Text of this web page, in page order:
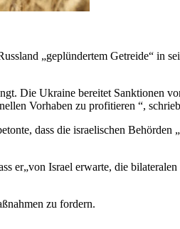
„geplündertem Getreide“ in
Die Ukraine bereitet Sanktionen
Vorhaben zu profitieren “, schrieb
dass die israelischen Behörden
er„von Israel erwarte, die
zu fordern.